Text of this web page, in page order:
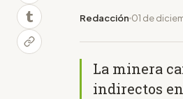
Redacción 01 de
La minera
indirectos